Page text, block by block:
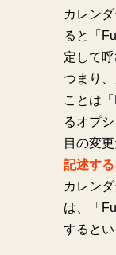
カレン
ると「
定して呼
つまり
ことは
るオプ
目の変更
記述す
カレン
は、「
するとい